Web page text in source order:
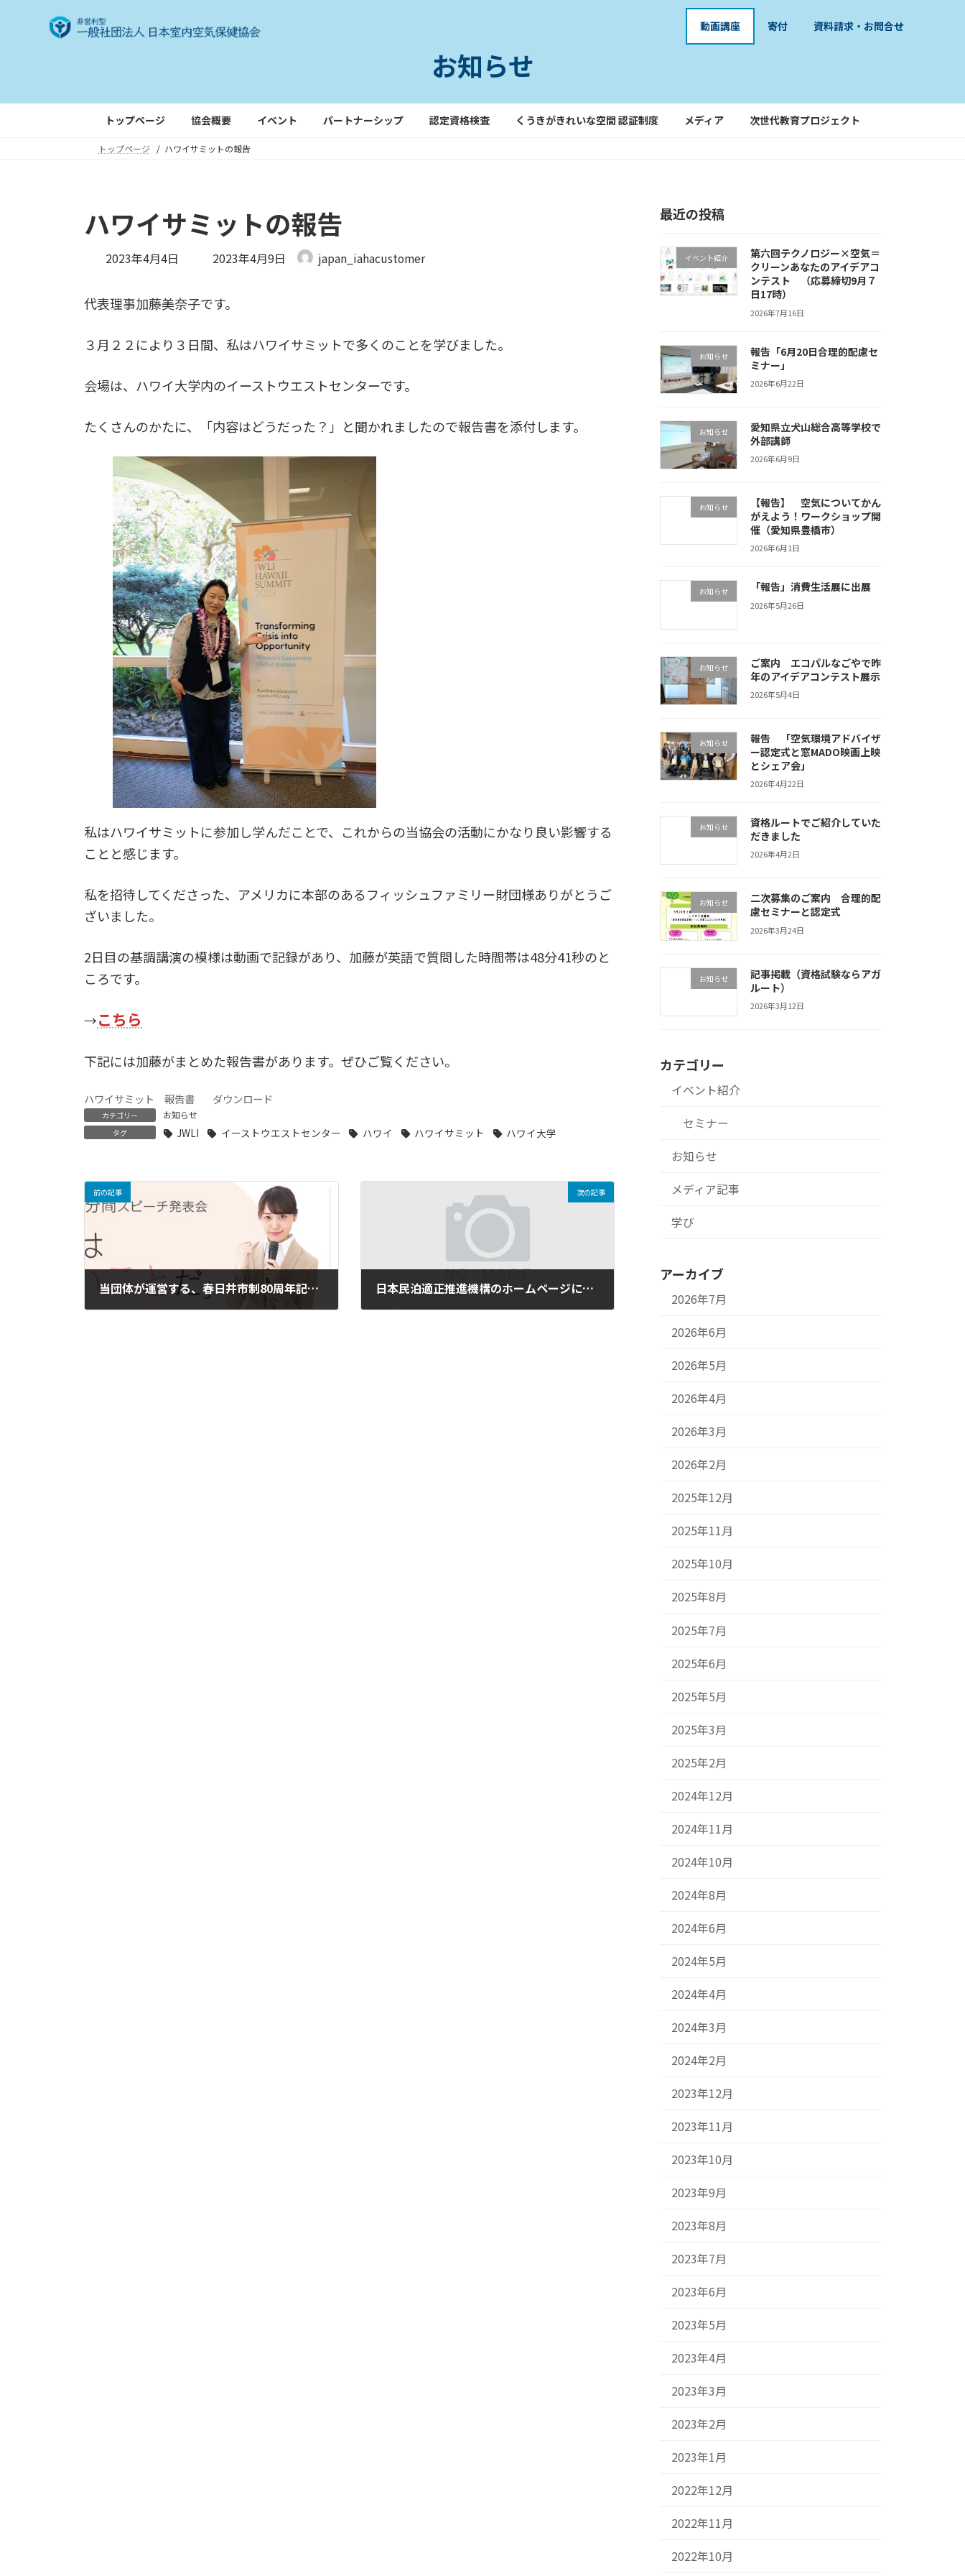
へ
ョ
動画講座 寄付 資料請求・お問合せ
お知らせ
トップページ 協会概要 イベント パートナーシップ 認定資格検査 くうきがきれいな空間 認証制度 メディア 次世代教育プロジェクト
トップページ ハワイサミットの報告
ハワイサミットの報告
2023年4月4日
最
新
時
:
2023年4月9日 japan_iahacustomer
代表理事加藤美奈子です。
３月２２により３日間、私はハワイサミットで多くのことを学びました。
会場は、ハワイ大学内のイーストウエストセンターです。
たくさんのかたに、「内容はどうだった？」と聞かれましたので報告書を添付します。
私はハワイサミットに参加し学んだことで、これからの当協会の活動にかなり良い影響する
ことと感じます。
私を招待してくださった、アメリカに本部のあるフィッシュファミリー財団様ありがとうご
ざいました。
2日目の基調講演の模様は動画で記録があり、加藤が英語で質問した時間帯は48分41秒のと
ころです。
→こちら
下記には加藤がまとめた報告書があります。ぜひご覧ください。
ハワイサミット 報告書 ダウンロード
カテゴリー お知らせ
タグ JWLI イーストウエストセンター ハワイ ハワイサミット ハワイ大学
前の記事
当団体が運営する、春日井市制80周年記念事業のお知らせ【募集】
2023年3月17日
次の記事
日本民泊適正推進機構のホームページに紹介されました
2023年4月12日
最近の投稿
イベント紹介
第六回テクノロジー×空気＝
クリーンあなたのアイデアコ
ンテスト （応募締切9月７
日17時）
2026年7月16日
お知らせ
報告「6月20日合理的配慮セ
ミナー」
2026年6月22日
お知らせ
愛知県立犬山総合高等学校で
外部講師
2026年6月9日
お知らせ
【報告】 空気についてかん
がえよう！ワークショップ開
催（愛知県豊橋市）
2026年6月1日
お知らせ 「報告」消費生活展に出展
2026年5月26日
お知らせ
ご案内 エコパルなごやで昨
年のアイデアコンテスト展示
2026年5月4日
お知らせ
報告 「空気環境アドバイザ
ー認定式と窓MADO映画上映
とシェア会」
2026年4月22日
お知らせ
資格ルートでご紹介していた
だきました
2026年4月2日
お知らせ
二次募集のご案内 合理的配
慮セミナーと認定式
2026年3月24日
お知らせ
記事掲載（資格試験ならアガ
ルート）
2026年3月12日
カテゴリー
イベント紹介
セミナー
お知らせ
メディア記事
学び
アーカイブ
2026年7月
2026年6月
2026年5月
2026年4月
2026年3月
2026年2月
2025年12月
2025年11月
2025年10月
2025年8月
2025年7月
2025年6月
2025年5月
2025年3月
2025年2月
2024年12月
2024年11月
2024年10月
2024年8月
2024年6月
2024年5月
2024年4月
2024年3月
2024年2月
2023年12月
2023年11月
2023年10月
2023年9月
2023年8月
2023年7月
2023年6月
2023年5月
2023年4月
2023年3月
2023年2月
2023年1月
2022年12月
2022年11月
2022年10月